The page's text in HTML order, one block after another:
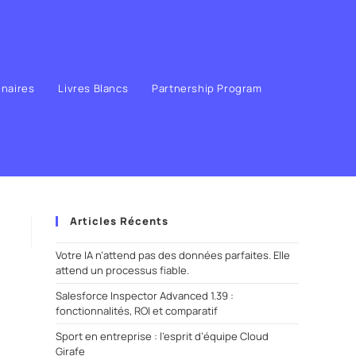
Livres Blancs Partnership Program
Articles Récents
Votre IA n’attend pas des données parfaites. Elle
attend un processus fiable.
Salesforce Inspector Advanced 1.39 :
fonctionnalités, ROI et comparatif
Sport en entreprise : l’esprit d’équipe Cloud
Girafe